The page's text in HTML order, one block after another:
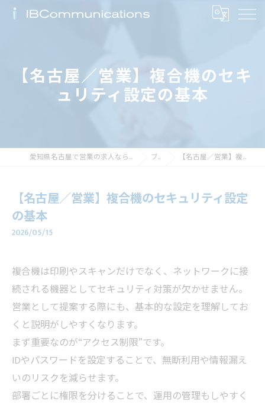
【名古屋／営業】複合機のセキ
ュリティ設定の基本
愛知県名古屋で営業の求人なら株式会社アイビーコミュニケーションズ ブログ 【名古屋／営業】複合機のセキュリティ設定の基本
【名古屋／営業】複合機のセキュリティ設定
の基本
2026/05/15
複合機は印刷やスキャンだけでなく、ネットワークに接
続される機器としてセキュリティ対策が欠かせません。
営業として提案する際にも、基本的な設定を理解してお
くと説明がしやすくなります。
まず重要なのが“アクセス制限”です。
IDやパスワードを設定することで、無断利用や情報漏え
いのリスクを減らせます。
部署ごとに権限を分けることで、運用の管理もしやすく